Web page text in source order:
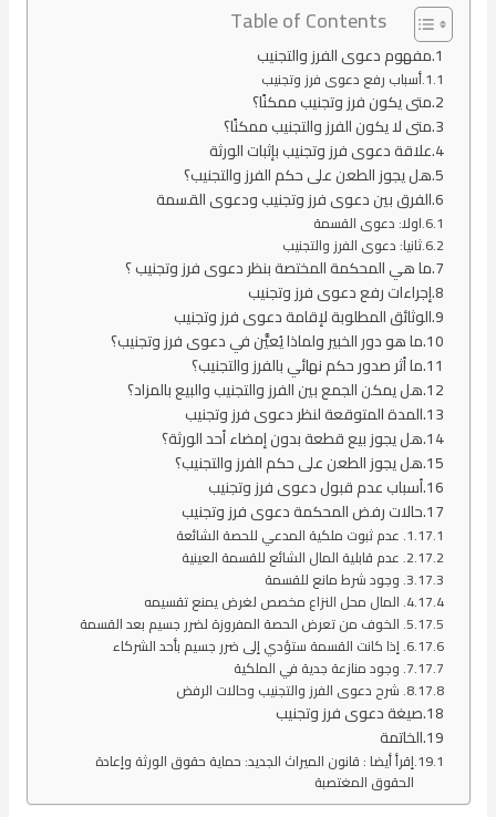
Table of Contents
مفهوم دعوى الفرز والتجنيب
أسباب رفع دعوى فرز وتجنيب
متى يكون فرز وتجنيب ممكنًا؟
متى لا يكون الفرز والتجنيب ممكنًا؟
علاقة دعوى فرز وتجنيب بإثبات الورثة
هل يجوز الطعن على حكم الفرز والتجنيب؟
الفرق بين دعوى فرز وتجنيب ودعوى القسمة
اولا: دعوى القسمة
ثانيا: دعوى الفرز والتجنيب
ما هي المحكمة المختصة بنظر دعوى فرز وتجنيب ؟
إجراءات رفع دعوى فرز وتجنيب
الوثائق المطلوبة لإقامة دعوى فرز وتجنيب
ما هو دور الخبير ولماذا يُعيَّن في دعوى فرز وتجنيب؟
ما أثر صدور حكم نهائي بالفرز والتجنيب؟
هل يمكن الجمع بين الفرز والتجنيب والبيع بالمزاد؟
المدة المتوقعة لنظر دعوى فرز وتجنيب
هل يجوز بيع قطعة بدون إمضاء أحد الورثة؟
هل يجوز الطعن على حكم الفرز والتجنيب؟
أسباب عدم قبول دعوى فرز وتجنيب
حالات رفض المحكمة دعوى فرز وتجنيب
1. عدم ثبوت ملكية المدعي للحصة الشائعة
2. عدم قابلية المال الشائع للقسمة العينية
3. وجود شرط مانع للقسمة
4. المال محل النزاع مخصص لغرض يمنع تقسيمه
5. الخوف من تعرض الحصة المفروزة لضرر جسيم بعد القسمة
6. إذا كانت القسمة ستؤدي إلى ضرر جسيم بأحد الشركاء
7. وجود منازعة جدية في الملكية
8. شرح دعوى الفرز والتجنيب وحالات الرفض
صيغة دعوى فرز وتجنيب
الخاتمة
إقرأ أيضا : قانون الميراث الجديد: حماية حقوق الورثة وإعادة
الحقوق المغتصبة